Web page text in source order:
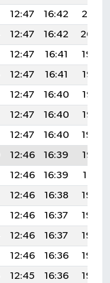
12:47 16:42
20:01
12:47 16:42
20:00
12:47 16:41
19:59
12:47 16:41
19:58
12:47 16:40
19:56
12:47 16:40
19:55
12:47 16:40
19:54
12:46 16:39
19:53
12:46 16:39
19:51
12:46 16:38
19:50
12:46 16:37
19:49
12:46 16:37
19:48
12:46 16:36
19:46
12:45 16:36
19:45